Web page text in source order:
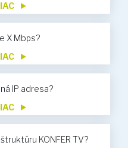
X Mbps?
IP adresa?
KONFER TV?